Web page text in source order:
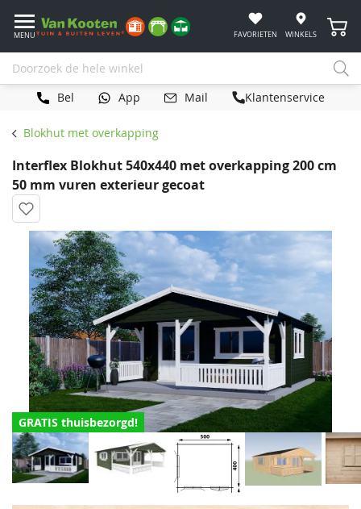
MENU FAVORIETEN WINKELS
Bel App Mail Klantenservice
Blokhut met overkapping
Interflex Blokhut 540x440 met overkapping 200 cm
50 mm vuren exterieur gecoat
GRATIS thuisbezorgd!